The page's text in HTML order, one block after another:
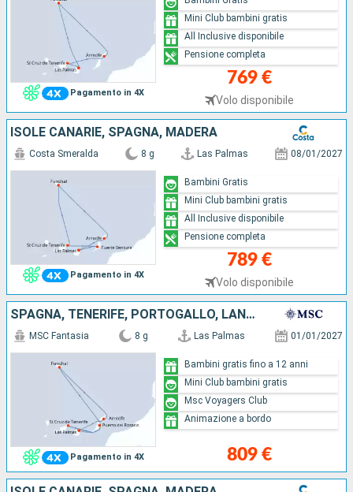
Pagamento in 4X
769 €
Volo disponibile
Mini Club bambini gratis
All Inclusive disponibile
Pensione completa
ISOLE CANARIE, SPAGNA, MADERA
Pagamento in 4X
Costa Smeralda 8 g Las Palmas 08/01/2027
789 €
Volo disponibile
Bambini Gratis
Mini Club bambini gratis
All Inclusive disponibile
Pensione completa
SPAGNA, TENERIFE, PORTOGALLO, LANZAROTE, MAIORCA
Pagamento in 4X
MSC Fantasia 8 g Las Palmas 01/01/2027
809 €
Bambini gratis fino a 12 anni
Mini Club bambini gratis
Msc Voyagers Club
Animazione a bordo